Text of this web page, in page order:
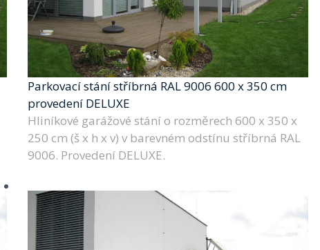
Parkovací stání stříbrná RAL 9006 600 x 350 cm
provedení DELUXE
Hliníkové garážové stání o rozměrech 600 x 350 x
250 cm (š x h x v) v barevném odstínu stříbrná RAL
9006. Provedení DELUXE.